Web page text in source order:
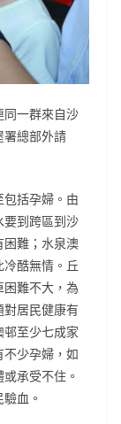
同一群來自沙
署總部外請
包括孕婦。由
要到跨區到沙
困難；水泉澳
酷無情。丘
難不大，為
對居民健康有
至少七成家
少孕婦，如
承受不住。
血。